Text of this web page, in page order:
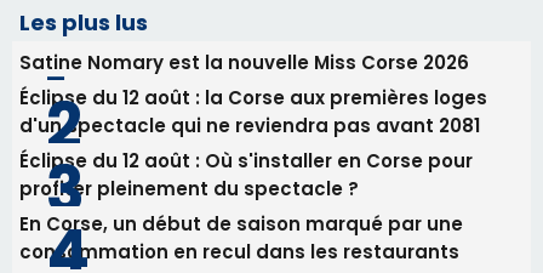
Les plus lus
Satine Nomary est la nouvelle Miss Corse 2026
Éclipse du 12 août : la Corse aux premières loges
d'un spectacle qui ne reviendra pas avant 2081
Éclipse du 12 août : Où s'installer en Corse pour
profiter pleinement du spectacle ?
En Corse, un début de saison marqué par une
consommation en recul dans les restaurants